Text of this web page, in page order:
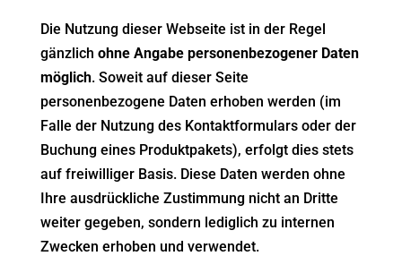
Die Nutzung dieser Webseite ist in der Regel
gänzlich ohne Angabe personenbezogener Daten
möglich. Soweit auf dieser Seite
personenbezogene Daten erhoben werden (im
Falle der Nutzung des Kontaktformulars oder der
Buchung eines Produktpakets), erfolgt dies stets
auf freiwilliger Basis. Diese Daten werden ohne
Ihre ausdrückliche Zustimmung nicht an Dritte
weiter gegeben, sondern lediglich zu internen
Zwecken erhoben und verwendet.